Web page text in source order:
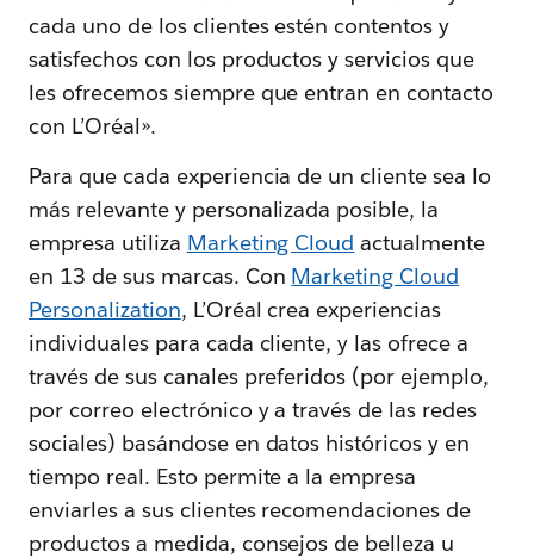
cada uno de los clientes estén contentos y
satisfechos con los productos y servicios que
les ofrecemos siempre que entran en contacto
con L’Oréal».
Para que cada experiencia de un cliente sea lo
más relevante y personalizada posible, la
empresa utiliza Marketing Cloud actualmente
en 13 de sus marcas. Con Marketing Cloud
Personalization, L’Oréal crea experiencias
individuales para cada cliente, y las ofrece a
través de sus canales preferidos (por ejemplo,
por correo electrónico y a través de las redes
sociales) basándose en datos históricos y en
tiempo real. Esto permite a la empresa
enviarles a sus clientes recomendaciones de
productos a medida, consejos de belleza u